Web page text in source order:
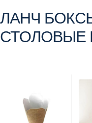
ЛАНЧ
СТОЛОВЫЕ